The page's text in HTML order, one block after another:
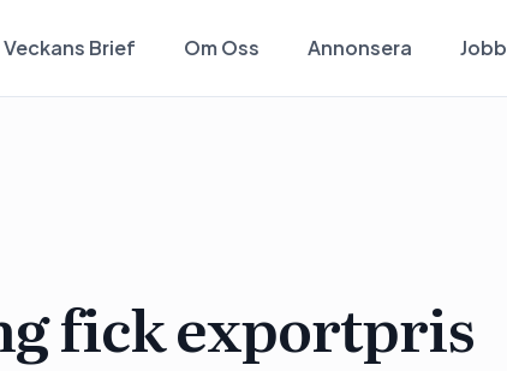
Veckans Brief Om Oss Annonsera Jobb
fick exportpris